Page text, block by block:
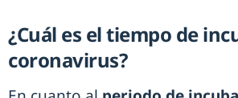
¿Cuál es el tiempo de
coronavirus?